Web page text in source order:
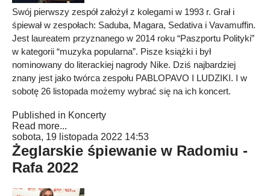
Swój pierwszy zespół założył z kolegami w 1993 r. Grał i
śpiewał w zespołach: Saduba, Magara, Sedativa i Vavamuffin.
Jest laureatem przyznanego w 2014 roku “Paszportu Polityki”
w kategorii “muzyka popularna”. Pisze książki i był
nominowany do literackiej nagrody Nike. Dziś najbardziej
znany jest jako twórca zespołu PABLOPAVO I LUDZIKI. I w
sobotę 26 listopada możemy wybrać się na ich koncert.
Published in Koncerty
Read more...
sobota, 19 listopada 2022 14:53
Żeglarskie śpiewanie w Radomiu -
Rafa 2022